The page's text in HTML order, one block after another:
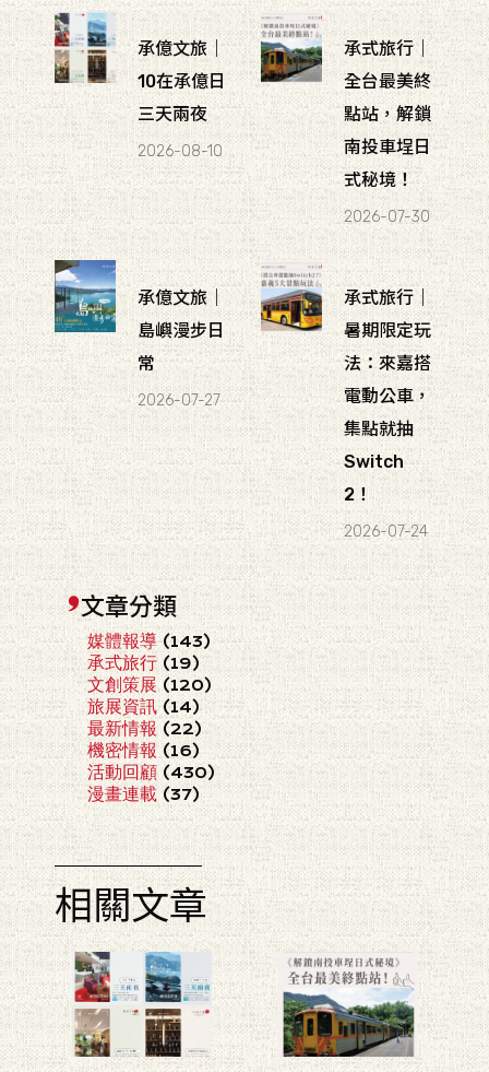
承億文旅｜
10在承億日
三天兩夜
2026-08-10
承式旅行｜
全台最美終
點站，解鎖
南投車埕日
式秘境！
2026-07-30
承億文旅｜
島嶼漫步日
常
2026-07-27
承式旅行｜
暑期限定玩
法：來嘉搭
電動公車，
集點就抽
Switch
2！
2026-07-24
文章分類
媒體報導(143)
承式旅行 (19)
文創策展(120)
旅展資訊(14)
最新情報 (22)
機密情報(16)
活動回顧 (430)
漫畫連載 (37)
相關文章